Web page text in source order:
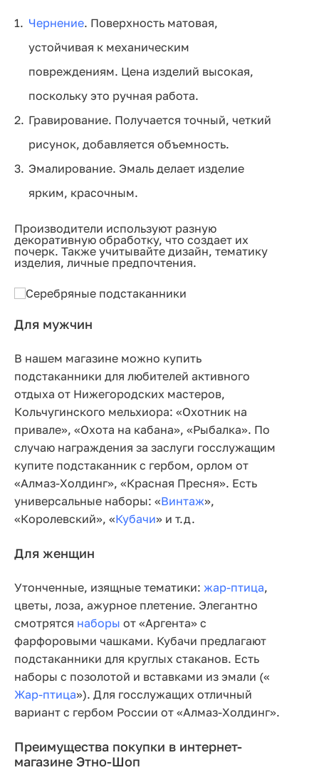
Чернение. Поверхность матовая,
устойчивая к механическим
повреждениям. Цена изделий высокая,
поскольку это ручная работа.
Гравирование. Получается точный, четкий
рисунок, добавляется объемность.
Эмалирование. Эмаль делает изделие
ярким, красочным.
Производители используют разную
декоративную обработку, что создает их
почерк. Также учитывайте дизайн, тематику
изделия, личные предпочтения.
Для мужчин
В нашем магазине можно купить
подстаканники для любителей активного
отдыха от Нижегородских мастеров,
Кольчугинского мельхиора: «Охотник на
привале», «Охота на кабана», «Рыбалка». По
случаю награждения за заслуги госслужащим
купите подстаканник с гербом, орлом от
«Алмаз-Холдинг», «Красная Пресня». Есть
универсальные наборы: «Винтаж»,
«Королевский», «Кубачи» и т.д.
Для женщин
Утонченные, изящные тематики: жар-птица,
цветы, лоза, ажурное плетение. Элегантно
смотрятся наборы от «Аргента» с
фарфоровыми чашками. Кубачи предлагают
подстаканники для круглых стаканов. Есть
наборы с позолотой и вставками из эмали («
Жар-птица»). Для госслужащих отличный
вариант с гербом России от «Алмаз-Холдинг».
Преимущества покупки в интернет-
магазине Этно-Шоп